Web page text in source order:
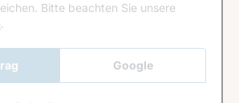
Bitte beachten Sie unsere
.
Google
Anmeldung